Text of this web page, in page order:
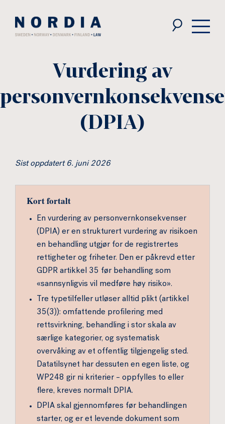
Law
Vurdering av
(DPIA)
Sist oppdatert 6. juni 2026
Kort fortalt
En vurdering av personvernkonsekvenser
(DPIA) er en strukturert vurdering av risikoen
en behandling utgjør for de registrertes
rettigheter og friheter. Den er påkrevd etter
GDPR artikkel 35 før behandling som
«sannsynligvis vil medføre høy risiko».
Tre typetilfeller utløser alltid plikt (artikkel
35(3)): omfattende profilering med
rettsvirkning, behandling i stor skala av
særlige kategorier, og systematisk
overvåking av et offentlig tilgjengelig sted.
Datatilsynet har dessuten en egen liste, og
WP248 gir ni kriterier – oppfylles to eller
flere, kreves normalt DPIA.
DPIA skal gjennomføres før behandlingen
starter, og er et levende dokument som